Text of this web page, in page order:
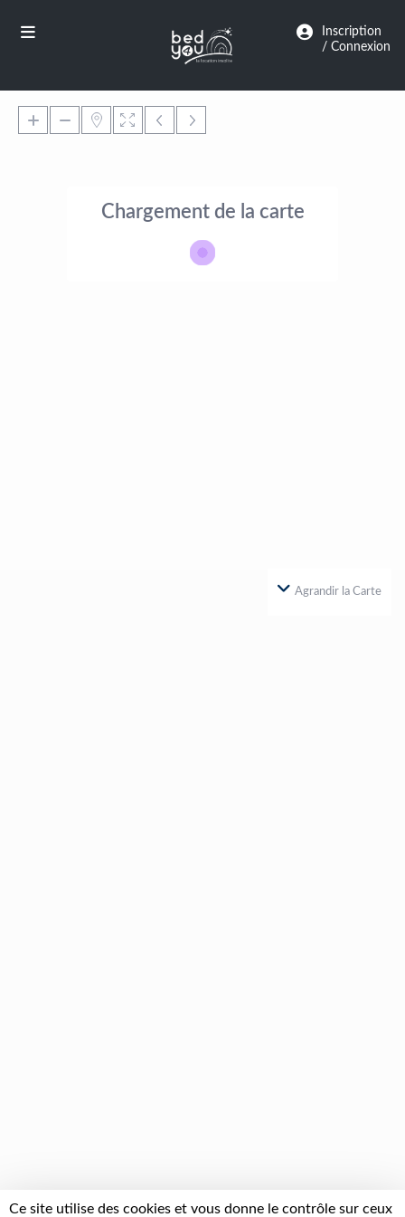
Inscription
/ Connexion
Chargement de la carte
Agrandir la Carte
Ce site utilise des cookies et vous donne le contrôle sur ceux